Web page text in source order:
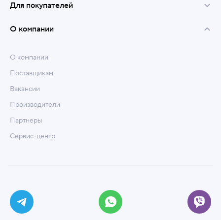
Для покупателей
О компании
О компании
Поставщикам
Вакансии
Производители
Партнеры
Сервис-центр